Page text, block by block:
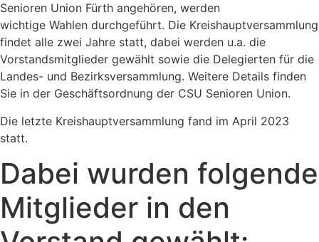
Senioren Union Fürth angehören, werden
wichtige Wahlen durchgeführt. Die Kreishauptversammlung
findet alle zwei Jahre statt, dabei werden u.a. die
Vorstandsmitglieder gewählt sowie die Delegierten für die
Landes- und Bezirksversammlung. Weitere Details finden
Sie in der Geschäftsordnung der CSU Senioren Union.
Die letzte Kreishauptversammlung fand im April 2023
statt.
Dabei wurden folgende
Mitglieder in den